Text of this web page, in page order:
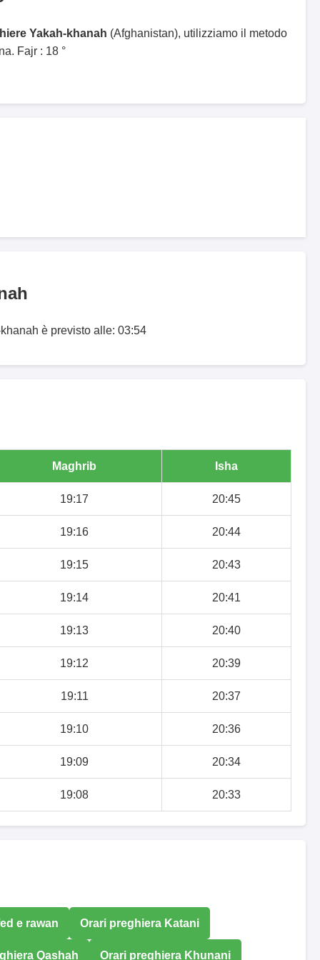
Yakah-khanah (Afghanistan), utilizziamo il metodo
Fajr : 18 °
è previsto alle: 03:54
Maghrib Isha
19:17 20:45
19:16 20:44
19:15 20:43
19:14 20:41
19:13 20:40
19:12 20:39
19:11 20:37
19:10 20:36
19:09 20:34
19:08 20:33
e rawan Orari preghiera Katani
Qashah Orari preghiera Khunani